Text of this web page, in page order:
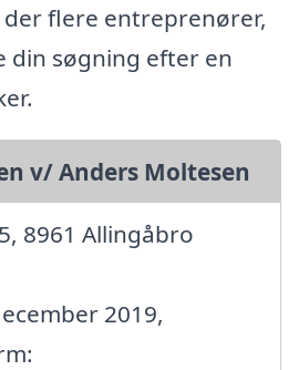
flere entreprenører,
din søgning efter en
v/ Anders Moltesen
8961 Allingåbro
2019,